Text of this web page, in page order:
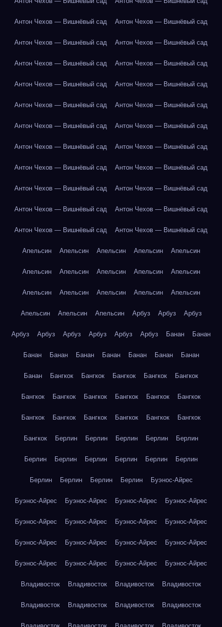
Антон Чехов — Вишнёвый сад Антон Чехов — Вишнёвый сад
Антон Чехов — Вишнёвый сад Антон Чехов — Вишнёвый сад
Антон Чехов — Вишнёвый сад Антон Чехов — Вишнёвый сад
Антон Чехов — Вишнёвый сад Антон Чехов — Вишнёвый сад
Антон Чехов — Вишнёвый сад Антон Чехов — Вишнёвый сад
Антон Чехов — Вишнёвый сад Антон Чехов — Вишнёвый сад
Антон Чехов — Вишнёвый сад Антон Чехов — Вишнёвый сад
Антон Чехов — Вишнёвый сад Антон Чехов — Вишнёвый сад
Антон Чехов — Вишнёвый сад Антон Чехов — Вишнёвый сад
Антон Чехов — Вишнёвый сад Антон Чехов — Вишнёвый сад
Антон Чехов — Вишнёвый сад Антон Чехов — Вишнёвый сад
Апельсин Апельсин Апельсин Апельсин Апельсин
Апельсин Апельсин Апельсин Апельсин Апельсин
Апельсин Апельсин Апельсин Апельсин Апельсин
Апельсин Апельсин Апельсин Арбуз Арбуз Арбуз
Арбуз Арбуз Арбуз Арбуз Арбуз Арбуз Банан Банан
Банан Банан Банан Банан Банан Банан Банан
Банан Бангкок Бангкок Бангкок Бангкок Бангкок
Бангкок Бангкок Бангкок Бангкок Бангкок Бангкок
Бангкок Бангкок Бангкок Бангкок Бангкок Бангкок
Бангкок Берлин Берлин Берлин Берлин Берлин
Берлин Берлин Берлин Берлин Берлин Берлин
Берлин Берлин Берлин Берлин Буэнос-Айрес
Буэнос-Айрес Буэнос-Айрес Буэнос-Айрес Буэнос-Айрес
Буэнос-Айрес Буэнос-Айрес Буэнос-Айрес Буэнос-Айрес
Буэнос-Айрес Буэнос-Айрес Буэнос-Айрес Буэнос-Айрес
Буэнос-Айрес Буэнос-Айрес Буэнос-Айрес Буэнос-Айрес
Владивосток Владивосток Владивосток Владивосток
Владивосток Владивосток Владивосток Владивосток